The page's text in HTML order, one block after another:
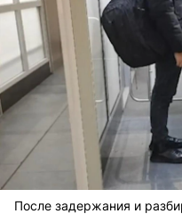
После задержания и